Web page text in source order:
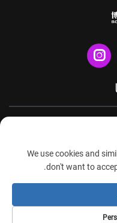
الطاقة الجديدة
We use cookies and
don't want to